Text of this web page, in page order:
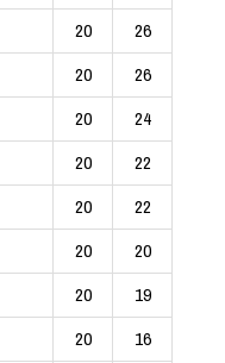
20
26
20
26
20
24
20
22
20
22
20
20
20
19
20
16